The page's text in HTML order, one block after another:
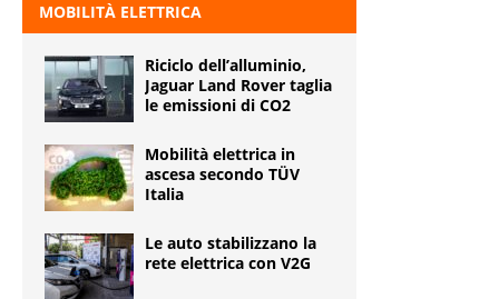
MOBILITÀ ELETTRICA
Riciclo dell’alluminio,
Jaguar Land Rover taglia
le emissioni di CO2
Mobilità elettrica in
ascesa secondo TÜV
Italia
Le auto stabilizzano la
rete elettrica con V2G